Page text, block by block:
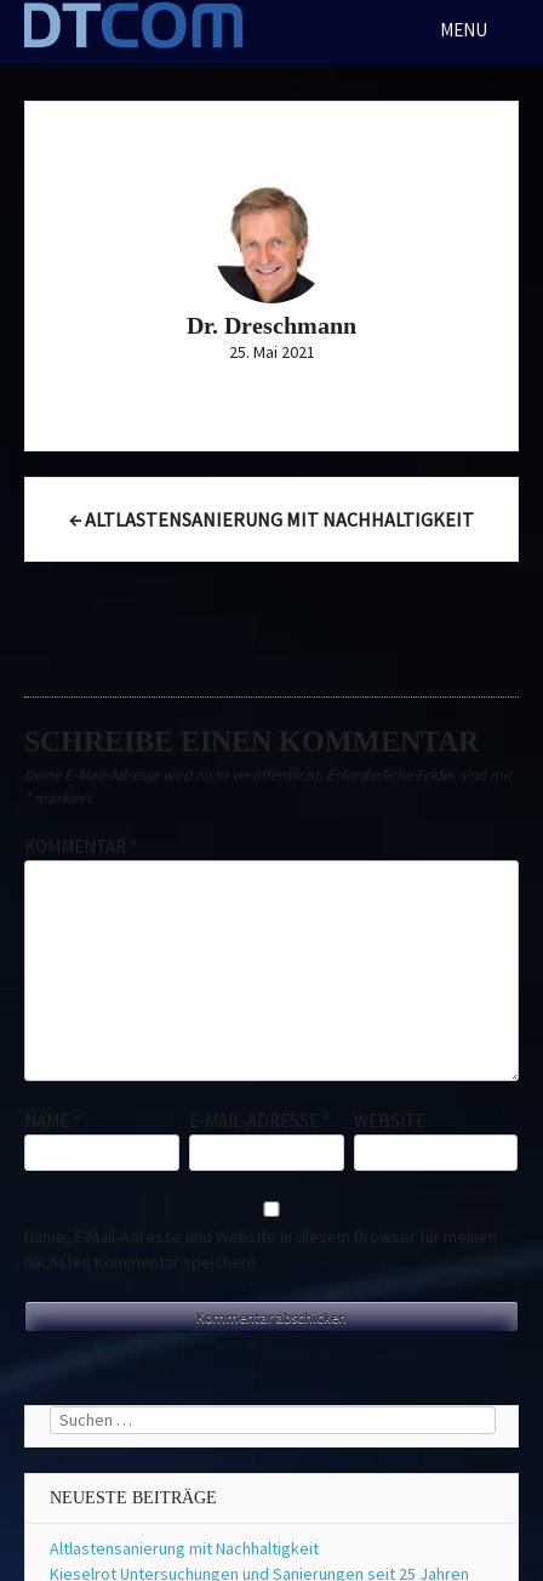
Skip
content
MENU
Dr. Dreschmann
25. Mai 2021
Post
navigation
←ALTLASTENSANIERUNG MIT NACHHALTIGKEIT
SCHREIBE EINEN KOMMENTAR
Deine E-Mail-Adresse wird nicht veröffentlicht. Erforderliche Felder sind mit
* markiert
KOMMENTAR *
NAME * E-MAIL-ADRESSE * WEBSITE
Name, E-Mail-Adresse und Website in diesem Browser für meinen
nächsten Kommentar speichern.
Suchen
nach:
NEUESTE BEITRÄGE
Altlastensanierung mit Nachhaltigkeit
Kieselrot Untersuchungen und Sanierungen seit 25 Jahren